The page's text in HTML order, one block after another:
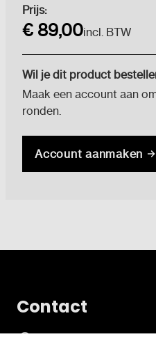
Huidige
voorraad:
Prijs:
€ 89,00incl. BTW
Wil je dit product
Maak een account aan
ronden.
Account aanmaken
Contact